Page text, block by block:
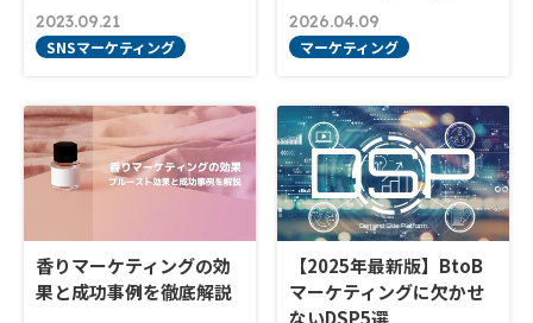
2023.09.21
SNSマーケティング
2026.04.09
マーケティング
香りマーケティングの効
果と成功事例を徹底解説
【2025年最新版】BtoB
マーケティングに欠かせ
ないDSP5選